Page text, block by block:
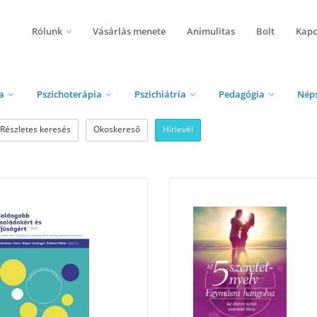
Rólunk Vásárlás menete Animulitas Bolt
Pszichoterápia Pszichiátria Pedagógia
Részletes keresés Okoskereső Hírlevél